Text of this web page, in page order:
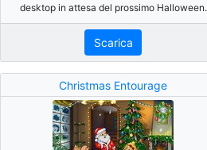
desktop in attesa del prossimo Halloween.
Scarica
Christmas Entourage